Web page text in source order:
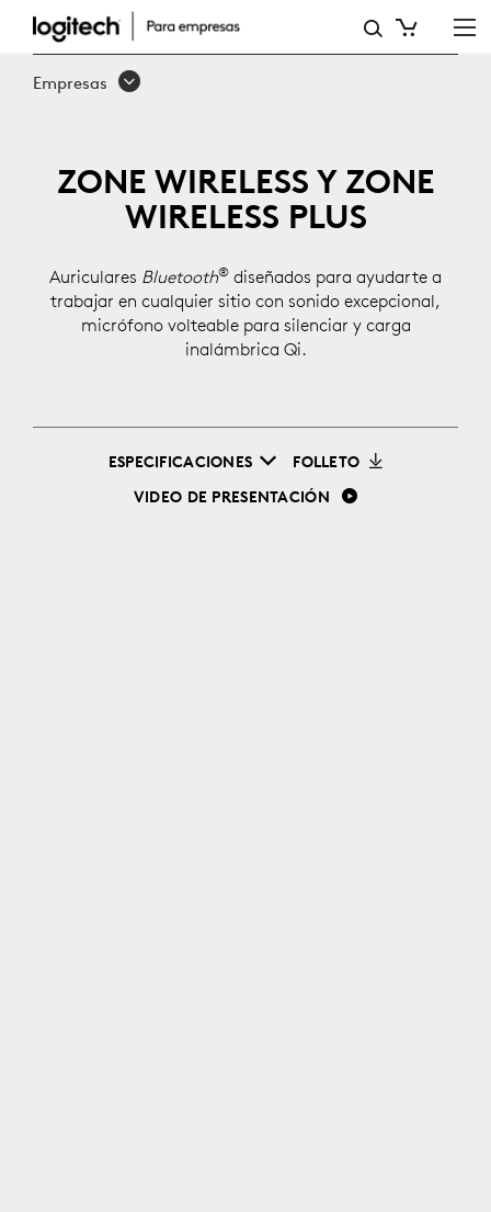
ZONE
WIRELESS
Empresas
ZONE WIRELESS Y ZONE
WIRELESS PLUS
Auriculares Bluetooth® diseñados para ayudarte a
trabajar en cualquier sitio con sonido excepcional,
micrófono volteable para silenciar y carga
inalámbrica Qi.
ESPECIFICACIONES
FOLLETO
VIDEO DE PRESENTACIÓN